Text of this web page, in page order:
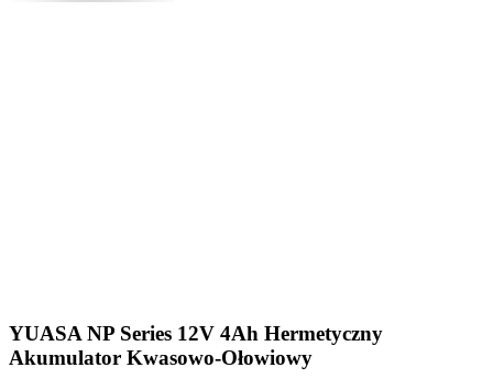
YUASA NP Series 12V 4Ah Hermetyczny
Akumulator Kwasowo-Ołowiowy